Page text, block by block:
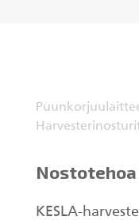
Kuormaimet
KESLA-